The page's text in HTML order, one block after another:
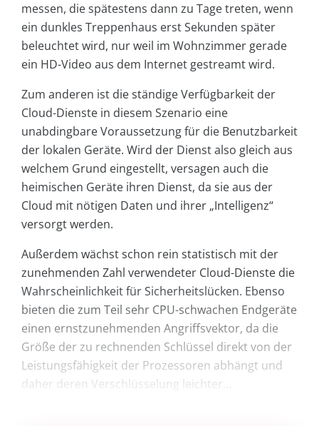
messen, die spätestens dann zu Tage treten, wenn
ein dunkles Treppenhaus erst Sekunden später
beleuchtet wird, nur weil im Wohnzimmer gerade
ein HD-Video aus dem Internet gestreamt wird.
Zum anderen ist die ständige Verfügbarkeit der
Cloud-Dienste in diesem Szenario eine
unabdingbare Voraussetzung für die Benutzbarkeit
der lokalen Geräte. Wird der Dienst also gleich aus
welchem Grund eingestellt, versagen auch die
heimischen Geräte ihren Dienst, da sie aus der
Cloud mit nötigen Daten und ihrer „Intelligenz“
versorgt werden.
Außerdem wächst schon rein statistisch mit der
zunehmenden Zahl verwendeter Cloud-Dienste die
Wahrscheinlichkeit für Sicherheitslücken. Ebenso
bieten die zum Teil sehr CPU-schwachen Endgeräte
einen ernstzunehmenden Angriffsvektor, da die
Größe der zu rechnenden Schlüssel direkt von der
Leistungsfähigkeit der Prozessoren abhängt und
daher deren Verschlüsselung leichter...